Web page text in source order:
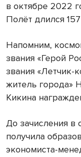
в октябре 2022
Полёт длился 157
Напомним,
звания «Герой
звания «Летчик-
житель города»
Кикина
До зачисления в
получила
экономиста-